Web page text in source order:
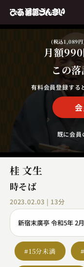
月額
(税込1,089
この
有料会員登録する
既に会員
桂 文生
時そば
2023.02.03 | 13分
新宿末廣亭 令和5年 2
#15分未満